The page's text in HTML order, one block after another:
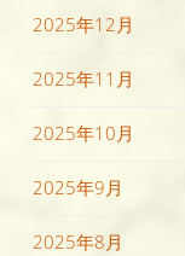
2025年12月
2025年11月
2025年10月
2025年9月
2025年8月